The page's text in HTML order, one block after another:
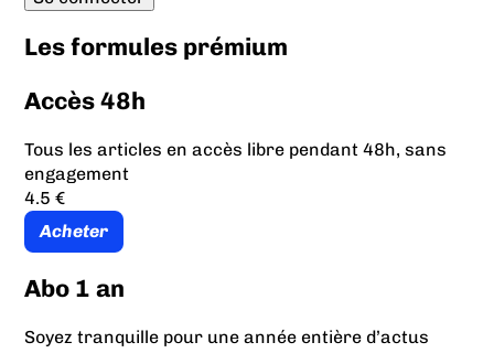
Les formules prémium
Accès 48h
Tous les articles en accès libre pendant 48h, sans
engagement
4.5 €
Acheter
Abo 1 an
Soyez tranquille pour une année entière d’actus